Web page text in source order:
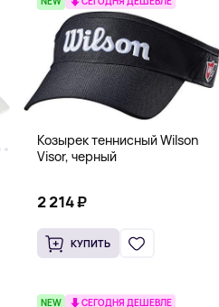
Козырек теннисный Wilson
Visor, черный
2 214 ₽
КУПИТЬ
NEW СЕГОДНЯ ДЕШЕВЛЕ